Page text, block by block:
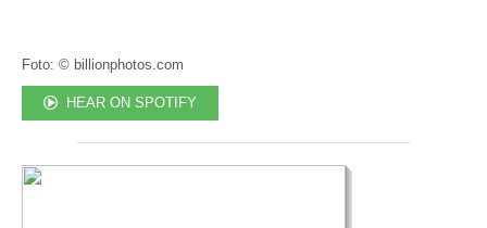
Foto: © billionphotos.com
HEAR ON SPOTIFY